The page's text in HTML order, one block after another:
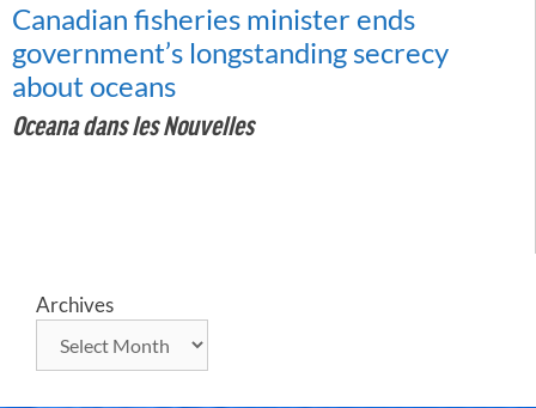
Canadian fisheries minister ends
government’s longstanding secrecy
about oceans
Oceana dans les Nouvelles
Archives